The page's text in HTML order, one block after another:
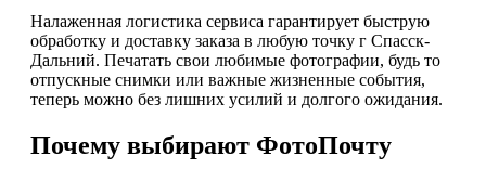
Налаженная логистика сервиса гарантирует быструю
обработку и доставку заказа в любую точку г Спасск-
Дальний. Печатать свои любимые фотографии, будь то
отпускные снимки или важные жизненные события,
теперь можно без лишних усилий и долгого ожидания.
Почему выбирают ФотоПочту